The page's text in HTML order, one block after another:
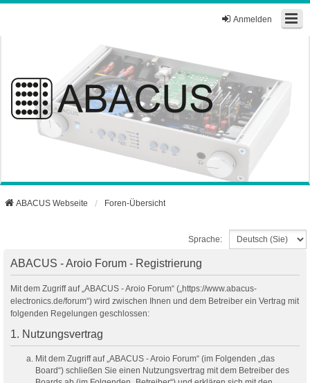
Anmelden
ABACUS Webseite Foren-Übersicht
Sprache:
ABACUS - Aroio Forum - Registrierung
Mit dem Zugriff auf „ABACUS - Aroio Forum“ („https://www.abacus-
electronics.de/forum“) wird zwischen Ihnen und dem Betreiber ein Vertrag mit
folgenden Regelungen geschlossen:
1. Nutzungsvertrag
Mit dem Zugriff auf „ABACUS - Aroio Forum“ (im Folgenden „das
Board“) schließen Sie einen Nutzungsvertrag mit dem Betreiber des